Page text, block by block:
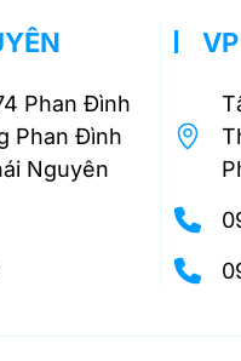
Phan Đình
Phan Đình
Nguyên